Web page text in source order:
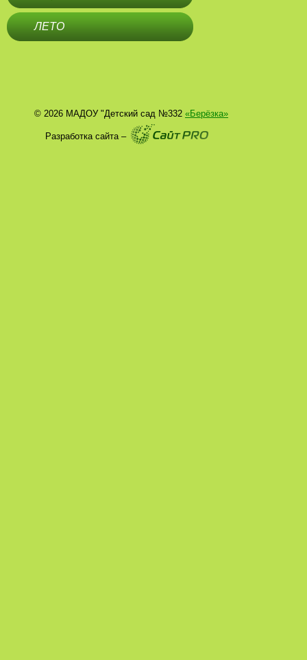
ЛЕТО
© 2026 МАДОУ "Детский сад №332 «Берёзка»
Разработка сайта –